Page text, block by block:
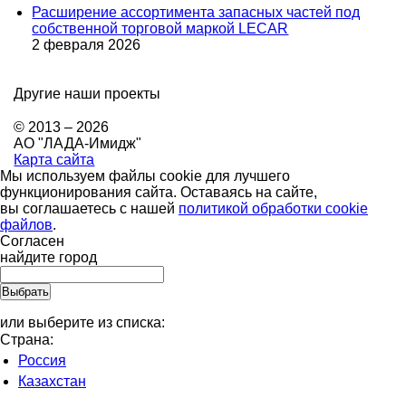
Расширение ассортимента запасных частей под
собственной торговой маркой LECAR
2 февраля 2026
Другие наши проекты
© 2013 – 2026
АО "ЛАДА-Имидж"
Карта сайта
Мы используем файлы cookie для лучшего
функционирования сайта. Оставаясь на сайте,
вы соглашаетесь с нашей политикой обработки cookie
файлов.
Согласен
найдите город
или выберите из списка:
Страна:
Россия
Казахстан